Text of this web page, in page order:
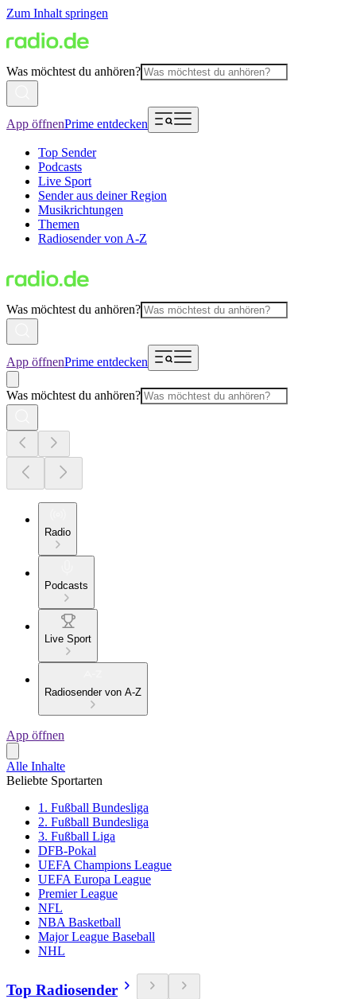
Zum Inhalt springen
Was möchtest du anhören?
App öffnenPrime entdecken
Top Sender
Podcasts
Live Sport
Sender aus deiner Region
Musikrichtungen
Themen
Radiosender von A-Z
Was möchtest du anhören?
App öffnenPrime entdecken
Was möchtest du anhören?
Radio
Podcasts
Live Sport
Radiosender von A-Z
App öffnen
Alle Inhalte
Beliebte Sportarten
1. Fußball Bundesliga
2. Fußball Bundesliga
3. Fußball Liga
DFB-Pokal
UEFA Champions League
UEFA Europa League
Premier League
NFL
NBA Basketball
Major League Baseball
NHL
Top Radiosender